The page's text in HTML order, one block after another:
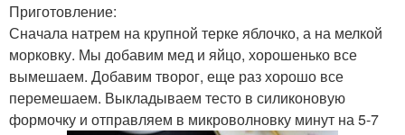
Приготовление:
Сначала натрем на крупной терке яблочко, а на мелкой
морковку. Мы добавим мед и яйцо, хорошенько все
вымешаем. Добавим творог, еще раз хорошо все
перемешаем. Выкладываем тесто в силиконовую
формочку и отправляем в микроволновку минут на 5-7